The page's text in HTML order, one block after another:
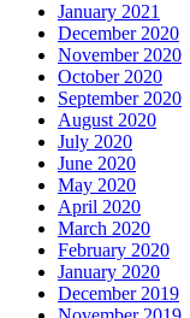
January 2021
December 2020
November 2020
October 2020
September 2020
August 2020
July 2020
June 2020
May 2020
April 2020
March 2020
February 2020
January 2020
December 2019